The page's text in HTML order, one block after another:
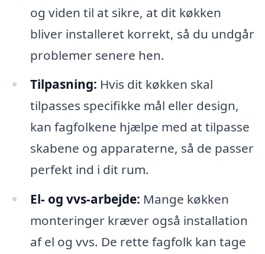
og viden til at sikre, at dit køkken
bliver installeret korrekt, så du undgår
problemer senere hen.
Tilpasning: Hvis dit køkken skal
tilpasses specifikke mål eller design,
kan fagfolkene hjælpe med at tilpasse
skabene og apparaterne, så de passer
perfekt ind i dit rum.
El- og vvs-arbejde: Mange køkken
monteringer kræver også installation
af el og vvs. De rette fagfolk kan tage